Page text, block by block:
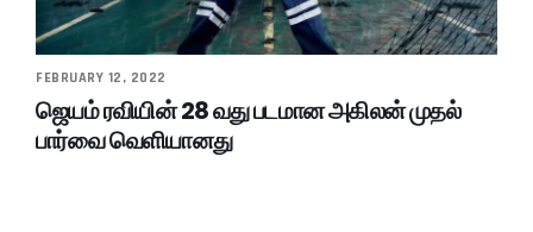
FEBRUARY 12, 2022
ஜெயம் ரவியின் 28 வது படமான அகிலன் முதல்
பார்வை வெளியானது